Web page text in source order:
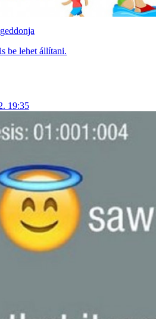
be lehet állítani.
19:35